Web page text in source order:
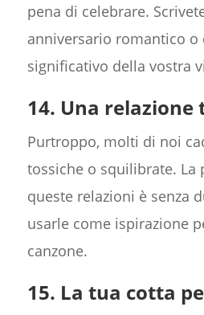
pena di celebrare.
anniversario romantico o
significativo della vostra
14. Una relazione
Purtroppo, molti di noi
tossiche o squilibrate. La
queste relazioni è senza
usarle come ispirazione
canzone.
15. La tua cotta